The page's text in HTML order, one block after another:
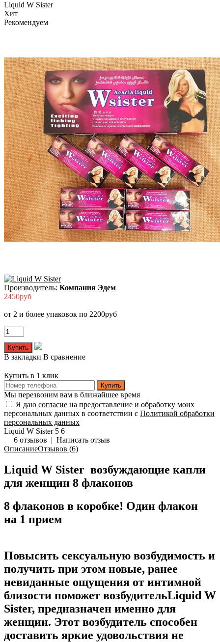
Liquid W Sister
Хит
Рекомендуем
Производитель: Компания Эдем
2450руб
от 2 и более упаковок по 2200руб
В закладки В сравнение
Купить в 1 клик
Купить
Мы перезвоним вам в ближайшее время
Я даю согласие на предоставление и обработку моих
персональных данных в соответствии с Политикой обработки
персональных данных
Liquid W Sister 5 6
6 отзывов | Написать отзыв
ОписаниеОтзывов (6)
Liquid W Sister возбуждающие капли
для женщин 8 флаконов
8 флаконов в коробке! Один флакон
на 1 прием
Повысить сексуальную возбудимость и
получить при этом новые, ранее
невиданные ощущения от интимной
близости поможет возбудительLiquid W
Sister, предназначен именно для
женщин. Этот возбудитель способен
доставить яркие удовольствия не